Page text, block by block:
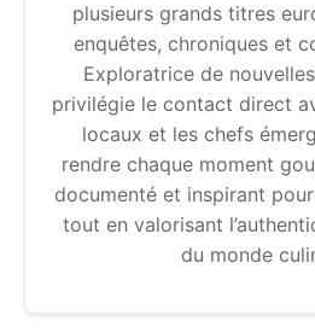
plusieurs grands titres
enquêtes, chroniques et
Exploratrice de
privilégie le contact direct
locaux et les chefs
rendre chaque moment
documenté et inspirant
tout en valorisant
du monde